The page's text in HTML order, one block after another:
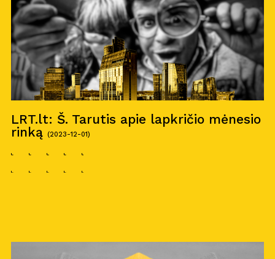
LRT.lt: Š. Tarutis apie lapkričio mėnesio
rinką (2023-12-01)